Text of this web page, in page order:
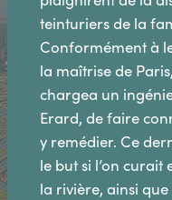
teinturiers de la
Conformément à
la maîtrise de
chargea un
Erard, de faire
y remédier. Ce
le but si l’on curait
la rivière, ainsi